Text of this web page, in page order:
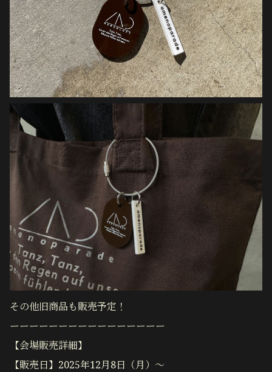
その他旧商品も販売予定！
ーーーーーーーーーーーーーーーー
【会場販売詳細】
【販売日】2025年12月8日（月）〜